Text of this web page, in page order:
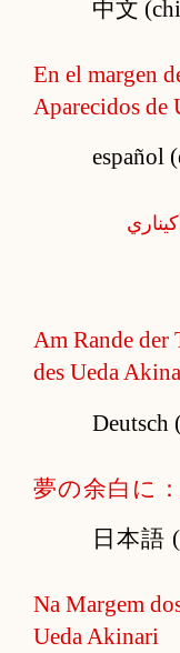
中文
En el margen
Aparecidos de
español
Am Rande der
des Ueda
Deutsch
夢の余白に
日本語
Na Margem
Ueda Akinari